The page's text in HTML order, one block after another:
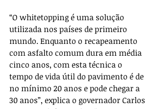
“O whitetopping é uma solução
utilizada nos países de primeiro
mundo. Enquanto o recapeamento
com asfalto comum dura em média
cinco anos, com esta técnica o
tempo de vida útil do pavimento é de
no mínimo 20 anos e pode chegar a
30 anos”, explica o governador Carlos